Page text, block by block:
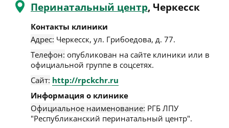
Перинатальный центр, Черкесск
Контакты клиники
Адрес: Черкесск, ул. Грибоедова, д. 77.
Телефон: опубликован на сайте клиники или в
официальной группе в соцсетях.
Сайт: http://rpckchr.ru
Информация о клинике
Официальное наименование: РГБ ЛПУ
"Республиканский перинатальный центр".